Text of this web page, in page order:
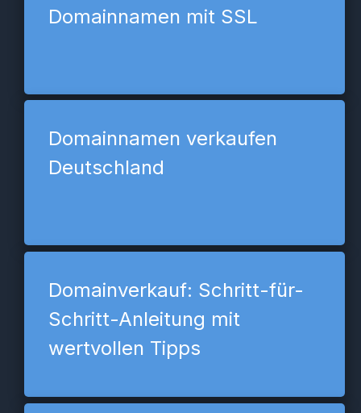
Domainnamen mit SSL
Domainnamen verkaufen
Deutschland
Domainverkauf: Schritt-für-
Schritt-Anleitung mit
wertvollen Tipps